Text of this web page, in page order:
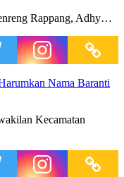
Rappang, Adhy…
Nama Baranti
Kecamatan